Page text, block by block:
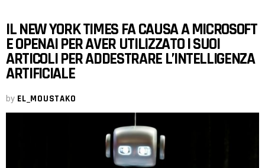
IL NEW YORK TIMES FA CAUSA A MICROSOFT
E OPENAI PER AVER UTILIZZATO I SUOI
ARTICOLI PER ADDESTRARE L’INTELLIGENZA
ARTIFICIALE
by EL_MOUSTAKO